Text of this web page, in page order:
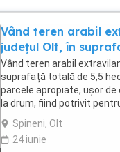
Vând teren arabil
județul Olt, în
Vând teren arabil
suprafață totală de 5,5
parcele apropiate, ușor
la drum, fiind potrivit
Suprafață totală: ...
Spineni, Olt
24 iunie